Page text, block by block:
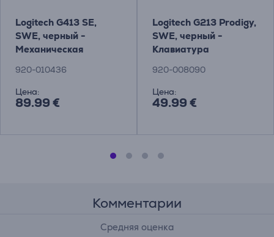
Logitech G413 SE,
SWE, черный -
Механическая
920-010436
Цена:
89.99 €
Logitech G213 Prodigy,
SWE, черный -
Клавиатура
920-008090
Цена:
49.99 €
Комментарии
Средняя оценка